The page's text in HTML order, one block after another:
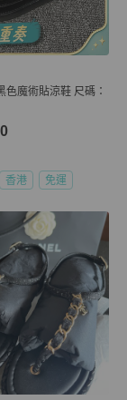
魔術貼涼鞋 尺碼：
香港 免運